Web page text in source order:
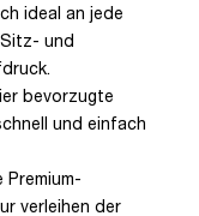
ideal an jede
und
bevorzugte
und einfach
Premium-
verleihen der